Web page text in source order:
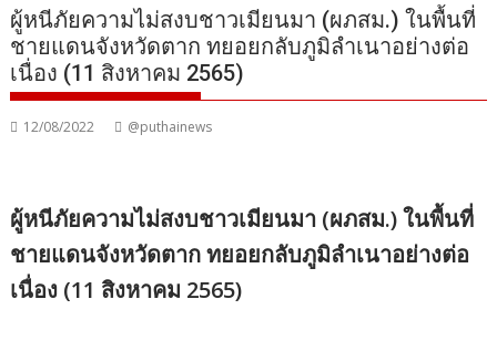
ผู้หนีภัยความไม่สงบชาวเมียนมา (ผภสม.) ในพื้นที่
ชายแดนจังหวัดตาก ทยอยกลับภูมิลำเนาอย่างต่อ
เนื่อง (11 สิงหาคม 2565)
12/08/2022 @puthainews
ผู้หนีภัยความไม่สงบชาวเมียนมา (ผภสม.) ในพื้นที่
ชายแดนจังหวัดตาก ทยอยกลับภูมิลำเนาอย่างต่อ
เนื่อง (11 สิงหาคม 2565)